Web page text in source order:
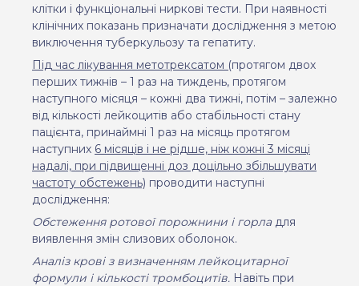
клітки і функціональні ниркові тести. При наявності
клінічних показань призначати дослідження з метою
виключення туберкульозу та гепатиту.
Під час лікування метотрексатом (протягом двох
перших тижнів – 1 раз на тиждень, протягом
наступного місяця – кожні два тижні, потім – залежно
від кількості лейкоцитів або стабільності стану
пацієнта, принаймні 1 раз на місяць протягом
наступних 6 місяців і не рідше, ніж кожні 3 місяці
надалі, при підвищенні доз доцільно збільшувати
частоту обстежень) проводити наступні
дослідження:
Обстеження ротової порожнини і горладля
виявлення змін слизових оболонок.
Аналіз крові з визначенням лейкоцитарної
формули і кількості тромбоцитів. Навіть при